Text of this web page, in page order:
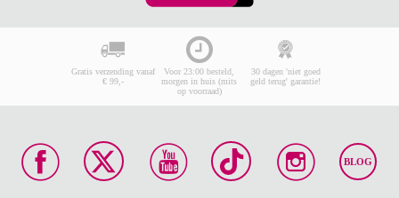
Gratis verzending vanaf
€ 99,-
Voor 23:00 besteld,
morgen in huis (mits
op voorraad)
30 dagen 'niet goed
geld terug' garantie!
BLOG